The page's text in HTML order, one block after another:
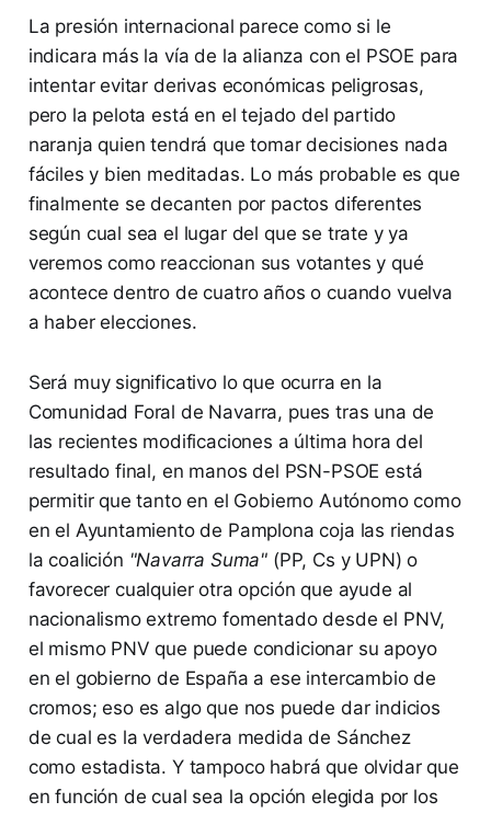
La presión internacional parece como si le
indicara más la vía de la alianza con el PSOE para
intentar evitar derivas económicas peligrosas,
pero la pelota está en el tejado del partido
naranja quien tendrá que tomar decisiones nada
fáciles y bien meditadas. Lo más probable es que
finalmente se decanten por pactos diferentes
según cual sea el lugar del que se trate y ya
veremos como reaccionan sus votantes y qué
acontece dentro de cuatro años o cuando vuelva
a haber elecciones.
Será muy significativo lo que ocurra en la
Comunidad Foral de Navarra, pues tras una de
las recientes modificaciones a última hora del
resultado final, en manos del PSN-PSOE está
permitir que tanto en el Gobierno Autónomo como
en el Ayuntamiento de Pamplona coja las riendas
la coalición "Navarra Suma" (PP, Cs y UPN) o
favorecer cualquier otra opción que ayude al
nacionalismo extremo fomentado desde el PNV,
el mismo PNV que puede condicionar su apoyo
en el gobierno de España a ese intercambio de
cromos; eso es algo que nos puede dar indicios
de cual es la verdadera medida de Sánchez
como estadista. Y tampoco habrá que olvidar que
en función de cual sea la opción elegida por los